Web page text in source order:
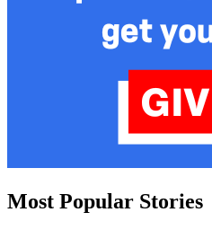
Most Popular Stories